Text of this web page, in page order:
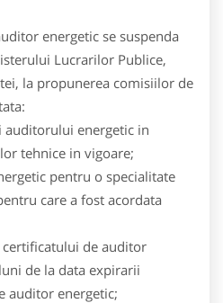
energetic se suspenda
Lucrarilor Publice,
la propunerea comisiilor de
auditorului energetic in
tehnice in vigoare;
pentru o specialitate
care a fost acordata
de auditor
de la data expirarii
auditor energetic;